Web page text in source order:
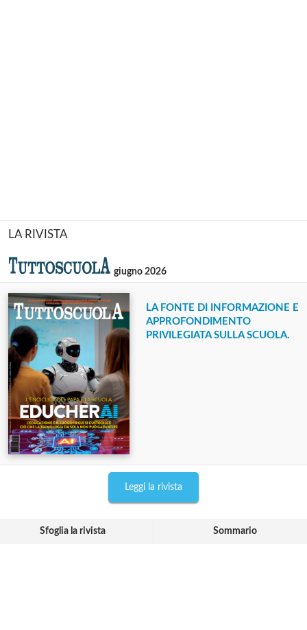
LA RIVISTA
giugno 2026
LA FONTE DI INFORMAZIONE E
APPROFONDIMENTO
PRIVILEGIATA SULLA SCUOLA.
Leggi la rivista
Sfoglia la rivista Sommario